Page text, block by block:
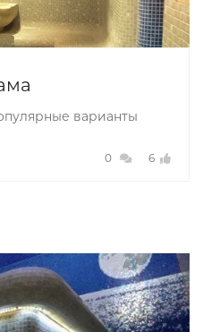
варианты
0 6